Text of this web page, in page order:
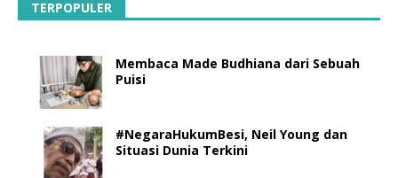
TERPOPULER
Membaca Made Budhiana dari Sebuah
Puisi
#NegaraHukumBesi, Neil Young dan
Situasi Dunia Terkini